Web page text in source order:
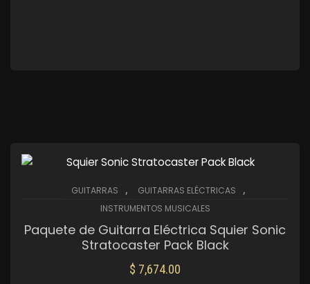
GUITARRAS , GUITARRAS ELÉCTRICAS ,
INSTRUMENTOS MUSICALES
Paquete de Guitarra Eléctrica Squier Sonic
Stratocaster Pack Black
$ 7,674.00